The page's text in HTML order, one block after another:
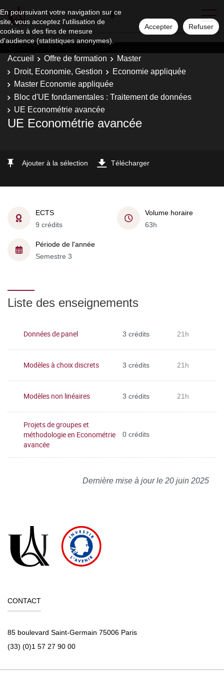
En poursuivant votre navigation sur ce
site, vous acceptez l'utilisation de
cookies à des fins de mesure
d'audience (statistiques anonymes).
Accepter Refuser
Accueil Offre de formation
Master
Droit, Economie, Gestion
Economie appliquée
Master Economie appliquée
Bloc d'UE fondamentales : Traitement de données
UE Econométrie avancée
UE Econométrie avancée
Ajouter à la sélection Télécharger
ECTS
9 crédits
Volume horaire
63h
Période de l'année
Semestre 3
Liste des enseignements
Données de panel 3 crédits 21h
Modèles à choix discrets 3 crédits 21h
Modèles non linéaires 3 crédits 21h
Projets de groupes et
méthodologie en Econométrie
avancée
0 crédits
Dernière mise à jour le 20 juin 2025
CONTACT
85 boulevard Saint-Germain 75006 Paris
(33) (0)1 57 27 90 00